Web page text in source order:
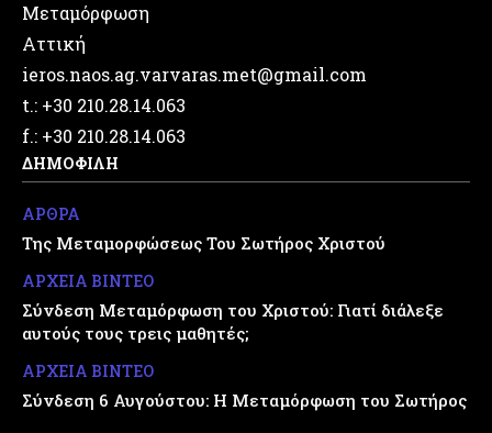
Μεταμόρφωση
Αττική
ieros.naos.ag.varvaras.met@gmail.com
t.: +30 210.28.14.063
f.: +30 210.28.14.063
ΔΗΜΟΦΙΛΗ
ΑΡΘΡΑ
Της Μεταμορφώσεως Του Σωτήρος Χριστού
ΑΡΧΕΙΑ ΒΙΝΤΕΟ
Σύνδεση Μεταμόρφωση του Χριστού: Γιατί διάλεξε
αυτούς τους τρεις μαθητές;
ΑΡΧΕΙΑ ΒΙΝΤΕΟ
Σύνδεση 6 Αυγούστου: Η Μεταμόρφωση του Σωτήρος